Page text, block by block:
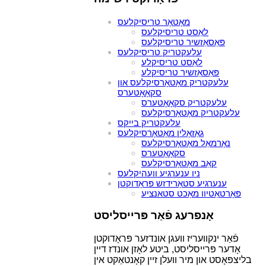
מאָטאָר טריסיקלעס
לאַסט טריסיקלעס
פּאַסאַזשיר טריסיקלעס
עלעקטריק טריסיקלעס
לאַסט טריסיקלע
פּאַסאַזשיר טריסיקלע
עלעקטריק מאָטאָרסיקלעס און
סקאָאָטערס
עלעקטריק סקאָאָטערס
עלעקטריק מאָטאָרסיקלעס
עלעקטריק בייקס
גאַזאָלין מאָטאָרסיקלעס
נאָרמאַל מאָטאָרסיקלעס
סקאָאָטערס
קאַב מאָטאָרסיקלעס
ניו ענערגיע וועהיקלעס
ענערגיע סטאָרידזש פּראָדוקטן
פּאָרטאַטיוו מאַכט סטאנציע
אָנפרעג פֿאַר פּרייסליסט
פֿאַר ינקוועריז וועגן אונדזער פּראָדוקטן
אָדער פּרייסליסט, ביטע לאָזן אונדז דיין
בליצפּאָסט און מיר וועלן זיין קאָנטאַקט אין